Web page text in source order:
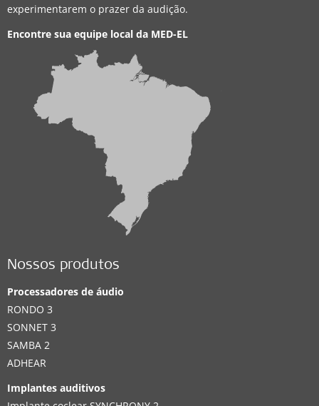
experimentarem o prazer da audição.
Encontre sua equipe local da MED-EL
Nossos produtos
Processadores de áudio
RONDO 3
SONNET 3
SAMBA 2
ADHEAR
Implantes auditivos